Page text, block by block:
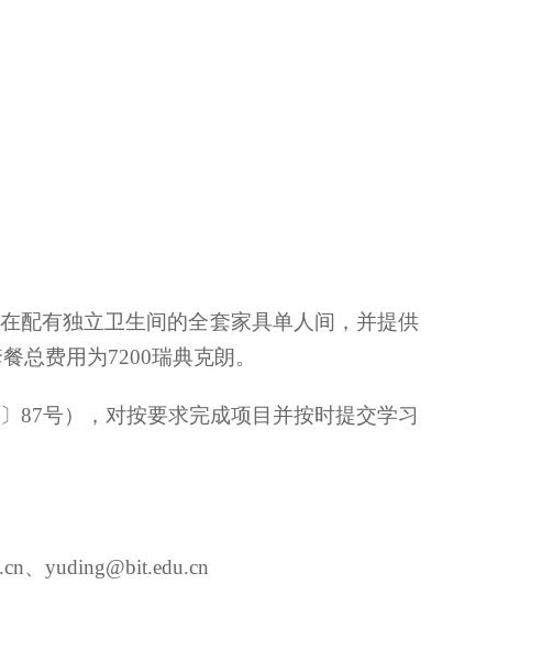
配有独立卫生间的全套家具单人间，并提供
总费用为7200瑞典克朗。
87号），对按要求完成项目并按时提交学习
、yuding@bit.edu.cn